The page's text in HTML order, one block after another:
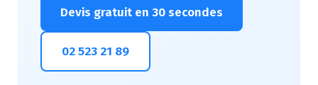
Devis gratuit en 30 secondes
02 523 21 89